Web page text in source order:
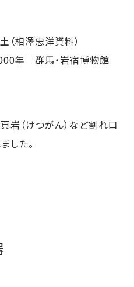
相澤忠洋資料）
年 群馬・岩宿博物館
岩（けつがん）など割れ口
した。